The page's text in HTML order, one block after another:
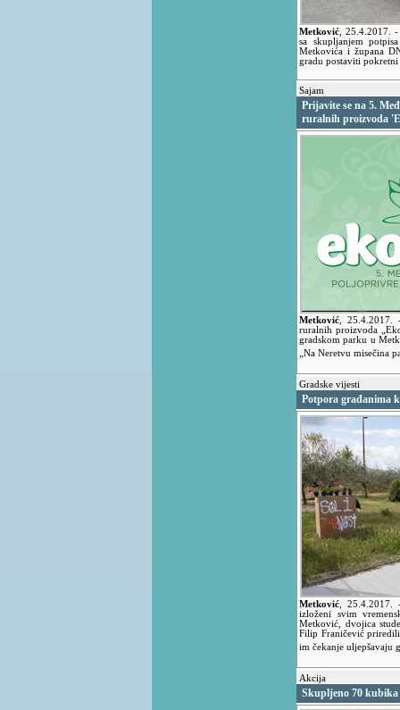
Metković 25.4.2017. -
sa skupljanjem
Metkovića i župana
gradu postaviti
Sajam
Prijavite se na 5.
ruralnih proizvoda
Metković ,25.4.2017.
ruralnih proizvoda
gradskom parku u
„Na Neretvu misečina
Gradske vijesti
Potpora građanima
Metković 25.4.2017.
izloženi svim
Metković, dvojica
Filip Franičević
im čekanje uljepšavaju
Akcija
Skupljeno 70 kubika